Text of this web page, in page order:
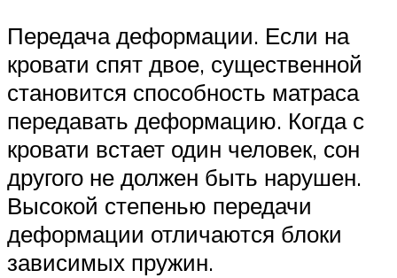
Передача деформации. Если на
кровати спят двое, существенной
становится способность матраса
передавать деформацию. Когда с
кровати встает один человек, сон
другого не должен быть нарушен.
Высокой степенью передачи
деформации отличаются блоки
зависимых пружин.